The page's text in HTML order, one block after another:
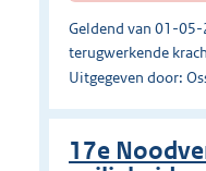
Geldend van 01-
terugwerkende
Uitgegeven door:
17e